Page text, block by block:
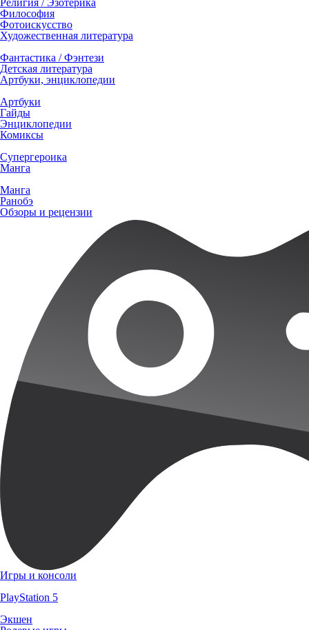
Религия / Эзотерика
Философия
Фотоискусство
Художественная литература
Фантастика / Фэнтези
Детская литература
Артбуки, энциклопедии
Артбуки
Гайды
Энциклопедии
Комиксы
Супергероика
Манга
Манга
Ранобэ
Обзоры и рецензии
Игры и консоли
PlayStation 5
Экшен